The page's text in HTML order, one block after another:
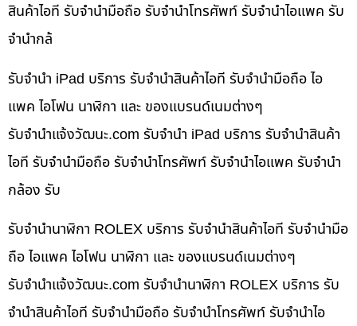
สินค้าไอที รับจำนำมือถือ รับจำนำโทรศัพท์ รับจำนำไอแพค รับ
จำนำกล้
รับจำนำ iPad บริการ รับจำนำสินค้าไอที รับจำนำมือถือ ไอ
แพค ไอโฟน นาฬิกา และ ของแบรนด์เนมต่างๆ
รับจํานําแจ้งวัฒนะ.com รับจำนำ iPad บริการ รับจำนำสินค้า
ไอที รับจำนำมือถือ รับจำนำโทรศัพท์ รับจำนำไอแพค รับจำนำ
กล้อง รับ
รับจำนำนาฬิกา ROLEX บริการ รับจำนำสินค้าไอที รับจำนำมือ
ถือ ไอแพค ไอโฟน นาฬิกา และ ของแบรนด์เนมต่างๆ
รับจํานําแจ้งวัฒนะ.com รับจำนำนาฬิกา ROLEX บริการ รับ
จำนำสินค้าไอที รับจำนำมือถือ รับจำนำโทรศัพท์ รับจำนำไอ